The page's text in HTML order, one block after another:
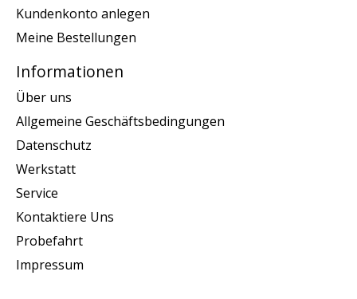
Kundenkonto anlegen
Meine Bestellungen
Informationen
Über uns
Allgemeine Geschäftsbedingungen
Datenschutz
Werkstatt
Service
Kontaktiere Uns
Probefahrt
Impressum